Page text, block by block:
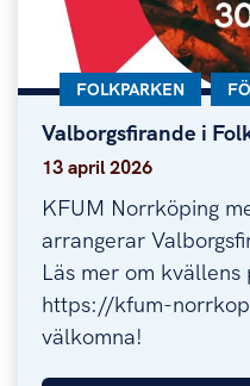
Valborgsfirande i
Valborgsfirande i
KATEGORI:
FOLKPARKEN
13 april 2026
KFUM Norrköping
arrangerar
Läs mer om kvällens
https://kfum-
välkomna!